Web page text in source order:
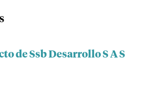
de Ssb Desarrollo S A S